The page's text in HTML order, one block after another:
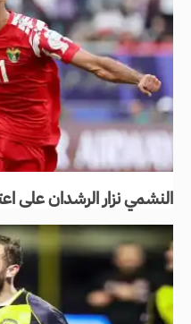
النشمي نزار الرشدان على